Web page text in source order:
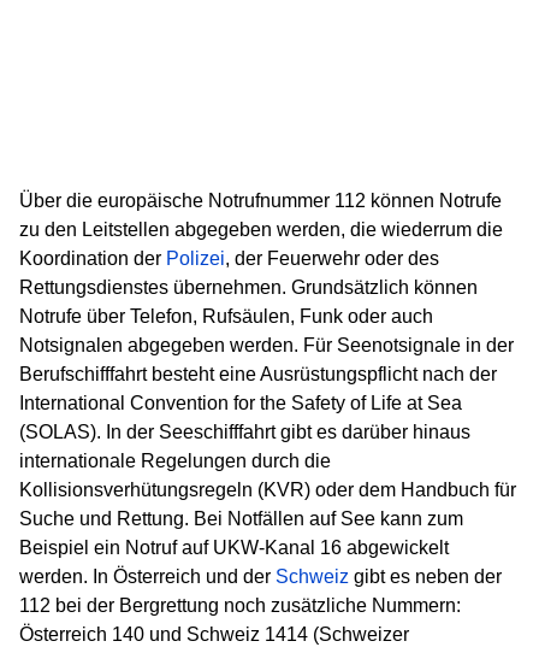
Über die europäische Notrufnummer 112 können Notrufe
zu den Leitstellen abgegeben werden, die wiederrum die
Koordination der Polizei, der Feuerwehr oder des
Rettungsdienstes übernehmen. Grundsätzlich können
Notrufe über Telefon, Rufsäulen, Funk oder auch
Notsignalen abgegeben werden. Für Seenotsignale in der
Berufschifffahrt besteht eine Ausrüstungspflicht nach der
International Convention for the Safety of Life at Sea
(SOLAS). In der Seeschifffahrt gibt es darüber hinaus
internationale Regelungen durch die
Kollisionsverhütungsregeln (KVR) oder dem Handbuch für
Suche und Rettung. Bei Notfällen auf See kann zum
Beispiel ein Notruf auf UKW-Kanal 16 abgewickelt
werden. In Österreich und der Schweiz gibt es neben der
112 bei der Bergrettung noch zusätzliche Nummern:
Österreich 140 und Schweiz 1414 (Schweizer